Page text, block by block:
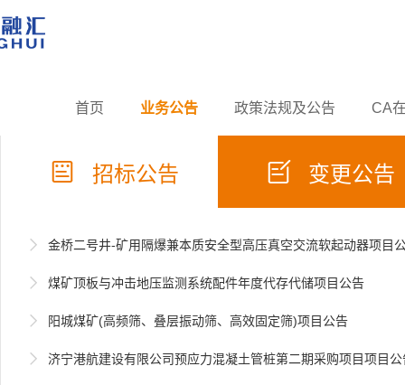
首页 业务公告 政策法规及公告 CA
 招标公告  变更公告
 金桥二号井-矿用隔爆兼本质安全型高压真空交流软起动器项目
 煤矿顶板与冲击地压监测系统配件年度代存代储项目公告
 阳城煤矿(高频筛、叠层振动筛、高效固定筛)项目公告
 济宁港航建设有限公司预应力混凝土管桩第二期采购项目项目公